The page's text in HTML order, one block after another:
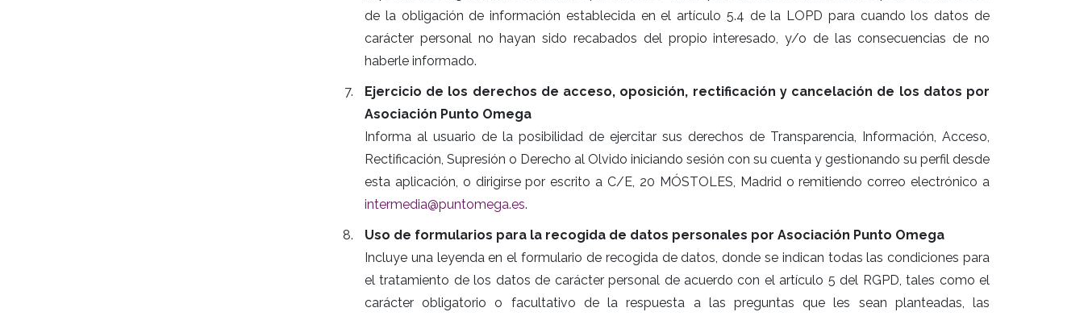
de la obligación de información establecida en el artículo 5.4 de la LOPD para cuando los datos de
carácter personal no hayan sido recabados del propio interesado, y/o de las consecuencias de no
haberle informado.
Ejercicio de los derechos de acceso, oposición, rectificación y cancelación de los datos por
Asociación Punto Omega
Informa al usuario de la posibilidad de ejercitar sus derechos de Transparencia, Información, Acceso,
Rectificación, Supresión o Derecho al Olvido iniciando sesión con su cuenta y gestionando su perfil desde
esta aplicación, o dirigirse por escrito a C/E, 20 MÓSTOLES, Madrid o remitiendo correo electrónico a
intermedia@puntomega.es.
Uso de formularios para la recogida de datos personales por Asociación Punto Omega
Incluye una leyenda en el formulario de recogida de datos, donde se indican todas las condiciones para
el tratamiento de los datos de carácter personal de acuerdo con el artículo 5 del RGPD, tales como el
carácter obligatorio o facultativo de la respuesta a las preguntas que les sean planteadas, las